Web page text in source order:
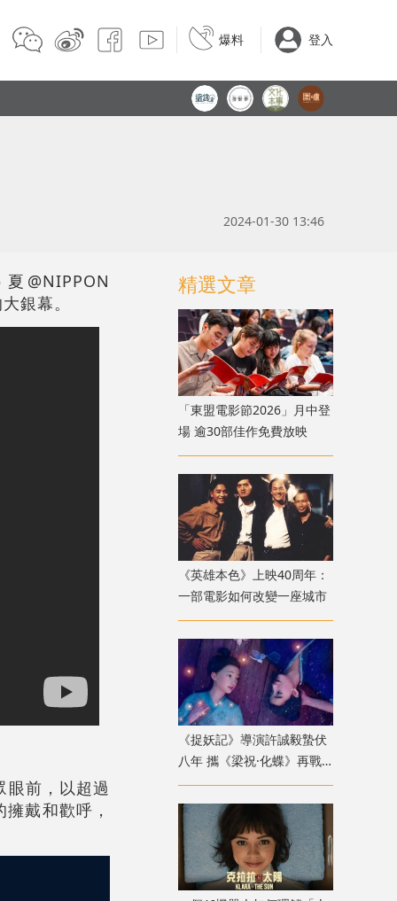
爆料 登入
2024-01-30 13:46
@NIPPON
銀幕。
眼前，以超過
戴和歡呼，
精選文章
「東盟電影節2026」月中登
場 逾30部佳作免費放映
《英雄本色》上映40周年：
一部電影如何改變一座城市
《捉妖記》導演許誠毅蟄伏
八年 攜《梁祝·化蝶》再戰
動畫